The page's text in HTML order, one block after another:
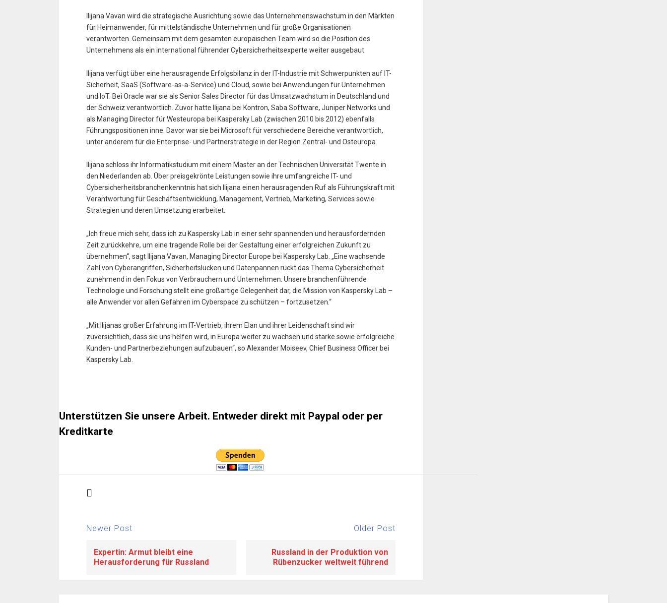
Ilijana Vavan wird die strategische Ausrichtung sowie das Unternehmenswachstum in den Märkten
für Heimanwender, für mittelständische Unternehmen und für große Organisationen
verantworten. Gemeinsam mit dem gesamten europäischen Team wird so die Position des
Unternehmens als ein international führender Cybersicherheitsexperte weiter ausgebaut.
Ilijana verfügt über eine herausragende Erfolgsbilanz in der IT-Industrie mit Schwerpunkten auf IT-
Sicherheit, SaaS (Software-as-a-Service) und Cloud, sowie bei Anwendungen für Unternehmen
und IoT. Bei Oracle war sie als Senior Sales Director für das Umsatzwachstum in Deutschland und
der Schweiz verantwortlich. Zuvor hatte Ilijana bei Kontron, Saba Software, Juniper Networks und
als Managing Director für Westeuropa bei Kaspersky Lab (zwischen 2010 bis 2012) ebenfalls
Führungspositionen inne. Davor war sie bei Microsoft für verschiedene Bereiche verantwortlich,
unter anderem für die Enterprise- und Partnerstrategie in der Region Zentral- und Osteuropa.
Ilijana schloss ihr Informatikstudium mit einem Master an der Technischen Universität Twente in
den Niederlanden ab. Über preisgekrönte Leistungen sowie ihre umfangreiche IT- und
Cybersicherheitsbranchenkenntnis hat sich Ilijana einen herausragenden Ruf als Führungskraft mit
Verantwortung für Geschäftsentwicklung, Management, Vertrieb, Marketing, Services sowie
Strategien und deren Umsetzung erarbeitet.
„Ich freue mich sehr, dass ich zu Kaspersky Lab in einer sehr spannenden und herausfordernden
Zeit zurückkehre, um eine tragende Rolle bei der Gestaltung einer erfolgreichen Zukunft zu
übernehmen“, sagt Ilijana Vavan, Managing Director Europe bei Kaspersky Lab. „Eine wachsende
Zahl von Cyberangriffen, Sicherheitslücken und Datenpannen rückt das Thema Cybersicherheit
zunehmend in den Fokus von Verbrauchern und Unternehmen. Unsere branchenführende
Technologie und Forschung stellt eine großartige Gelegenheit dar, die Mission von Kaspersky Lab –
alle Anwender vor allen Gefahren im Cyberspace zu schützen – fortzusetzen.“
„Mit Ilijanas großer Erfahrung im IT-Vertrieb, ihrem Elan und ihrer Leidenschaft sind wir
zuversichtlich, dass sie uns helfen wird, in Europa weiter zu wachsen und starke sowie erfolgreiche
Kunden- und Partnerbeziehungen aufzubauen“, so Alexander Moiseev, Chief Business Officer bei
Kaspersky Lab.
Unterstützen Sie unsere Arbeit. Entweder direkt mit Paypal oder per
Kreditkarte
Newer Post
Expertin: Armut bleibt eine
Herausforderung für Russland
Older Post
Russland in der Produktion von
Rübenzucker weltweit führend